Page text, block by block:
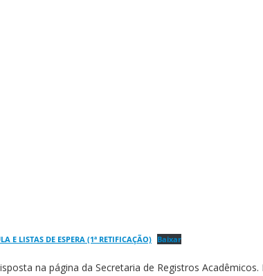
E LISTAS DE ESPERA (1ª RETIFICAÇÃO) Baixar
na página da Secretaria de Registros Acadêmicos.